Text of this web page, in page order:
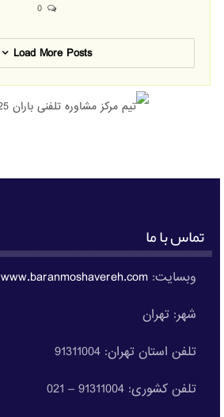
Load More Posts
تماس با ما
وبسایت:www.baranmoshavereh.com
شهر: تهران
تلفن استان تهران: 91311004
تلفن کشوری: 91311004 – 021